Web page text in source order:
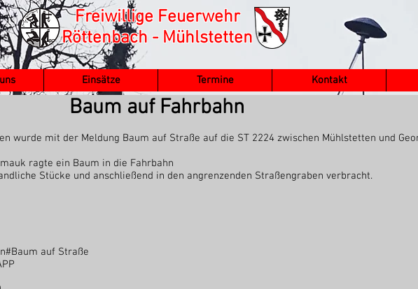
Freiwillige Feuerwehr
Röttenbach - Mühlstetten
Einsätze Termine Kontakt
Baum auf Fahrbahn
wurde mit der Meldung Baum auf Straße auf die ST 2224 zwischen Mühlstetten und
ragte ein Baum in die Fahrbahn
Stücke und anschließend in den angrenzenden Straßengraben verbracht.
auf Straße